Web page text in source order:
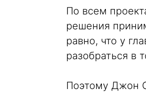
По всем
решения
равно, что у
разобраться в
Поэтому Джон